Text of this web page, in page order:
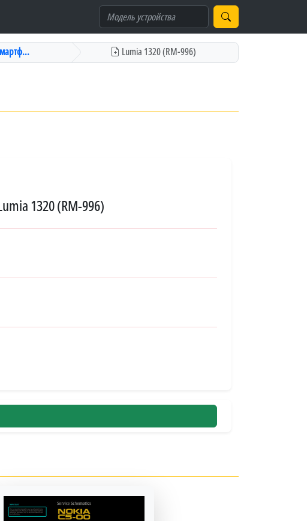
Lumia 1320 (RM-996)
1320 (RM-996)